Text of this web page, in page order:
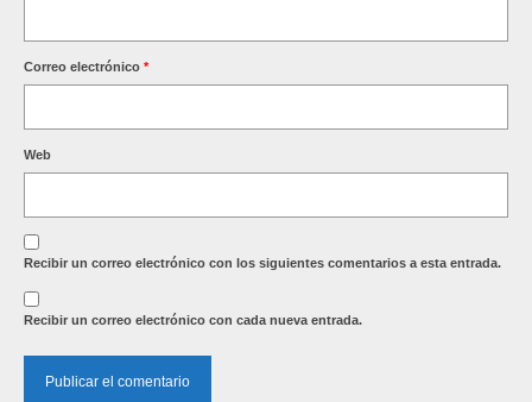
Correo electrónico *
Web
Recibir un correo electrónico con los siguientes comentarios a esta entrada.
Recibir un correo electrónico con cada nueva entrada.